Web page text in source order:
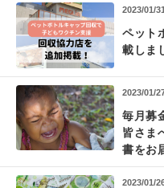
2023/01/
ペット
載しま
2023/01/
毎月募
皆さま
書をお
2023/01/